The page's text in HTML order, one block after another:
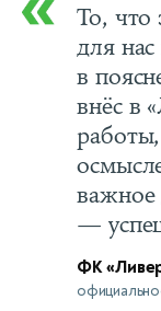
То, что
для
в
внёс в
важное
—
ФК